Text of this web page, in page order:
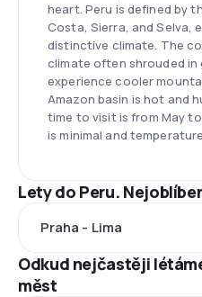
heart. Peru is defined by
Costa, Sierra, and Selva,
distinctive climate. The
climate often shrouded in
experience cooler
Amazon basin is hot and
time to visit is from May
is minimal and
Lety do Peru.
Praha - Lima
Odkud nejčastěji
měst